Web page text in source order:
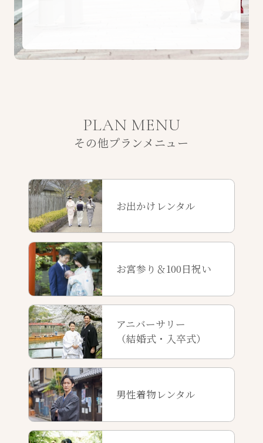
PLAN MENU
その他プランメニュー
お出かけレンタル
お宮参り＆100日祝い
アニバーサリー
（結婚式・入卒式）
男性着物レンタル